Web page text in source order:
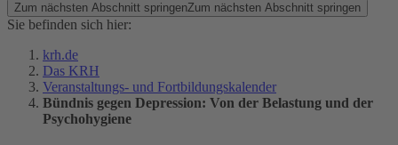
Zum nächsten Abschnitt springenZum nächsten Abschnitt springen
Sie befinden sich hier:
krh.de
Das KRH
Veranstaltungs- und Fortbildungskalender
Bündnis gegen Depression: Von der Belastung und der
Psychohygiene